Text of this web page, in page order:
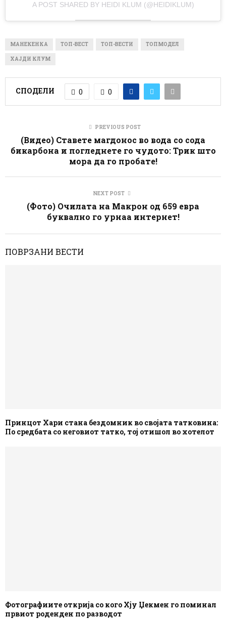
A POST SHARED BY HEIDI KLUM (@HEIDIKLUM)
МАНЕКЕНКА ТОП-ВЕСТ ТОП-ВЕСТИ ТОПМОДЕЛ
ХАЈДИ КЛУМ
СПОДЕЛИ 0 0
PREVIOUS POST
(Видео) Ставете магдонос во вода со сода
бикарбона и погледнете го чудото: Трик што
мора да го пробате!
NEXT POST
(Фото) Очилата на Макрон од 659 евра
буквално го урнаа интернет!
ПОВРЗАНИ ВЕСТИ
Принцот Хари стана бездомник во својата татковина:
По средбата со неговиот татко, тој отишол во хотелот
Фотографиите открија со кого Хју Џекмен го поминал
првиот роденден по разводот